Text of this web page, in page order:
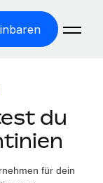
du
für dein